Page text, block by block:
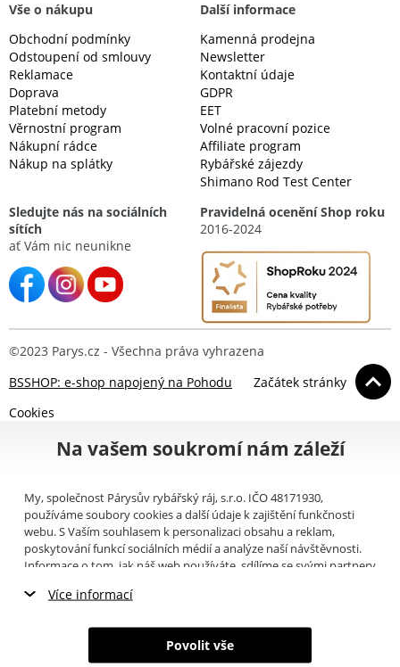
Vše o nákupu
Obchodní podmínky
Odstoupení od smlouvy
Reklamace
Doprava
Platební metody
Věrnostní program
Nákupní rádce
Nákup na splátky
Další informace
Kamenná prodejna
Newsletter
Kontaktní údaje
GDPR
EET
Volné pracovní pozice
Affiliate program
Rybářské zájezdy
Shimano Rod Test Center
Sledujte nás na sociálních
sítích
ať Vám nic neunikne
Pravidelná ocenění Shop roku
2016-2024
©2023 Parys.cz - Všechna práva vyhrazena
BSSHOP: e-shop napojený na Pohodu
Začátek stránky
Cookies
Na vašem soukromí nám záleží
My, společnost Párysův rybářský ráj, s.r.o. IČO 48171930,
používáme soubory cookies a další údaje k zajištění funkčnosti
webu. S Vaším souhlasem k personalizaci obsahu a reklam,
poskytování funkcí sociálních médií a analýze naší návštěvnosti.
Informace o tom, jak náš web používáte, sdílíme se svými partnery
můžete přečíst, jak tyto informace Google používá. Partneři tyto
poskytli nebo které získali v důsledku toho, že používáte jejich
služby. Tyto údaje zahrnují cookies, data z dalších úložišť, IP
Více informací
Nezbytné cookies
Povolit vše